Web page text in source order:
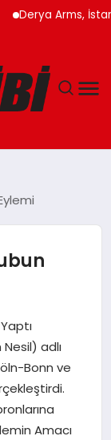
Arms, İstanbul
adlı
Bonn ve
Amacı